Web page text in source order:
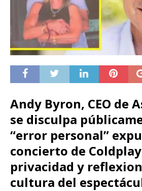
Andy Byron, CEO de
se disculpa
“error personal”
concierto de
privacidad y
cultura del